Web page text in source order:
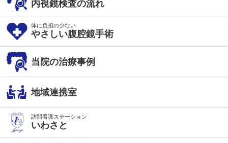
内視鏡検査の流れ
体に負担の少ない
やさしい腹腔鏡手術
当院の治療事例
地域連携室
訪問看護ステーション
いわさと